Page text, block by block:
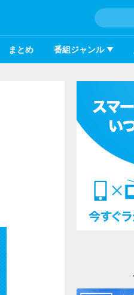
まとめ 番組ジャンル